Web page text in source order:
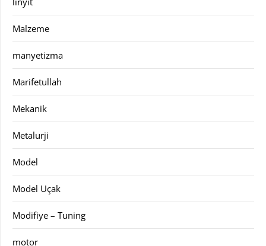
Malzeme
manyetizma
Marifetullah
Mekanik
Metalurji
Model
Model Uçak
Modifiye – Tuning
motor